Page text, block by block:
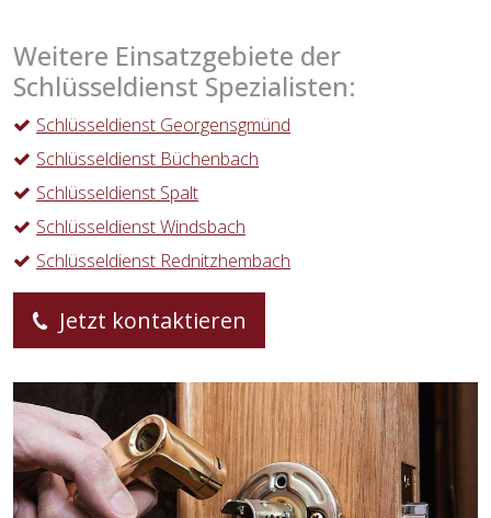
Weitere Einsatzgebiete der
Schlüsseldienst Spezialisten:
Schlüsseldienst Georgensgmünd
Schlüsseldienst Büchenbach
Schlüsseldienst Spalt
Schlüsseldienst Windsbach
Schlüsseldienst Rednitzhembach
Jetzt kontaktieren